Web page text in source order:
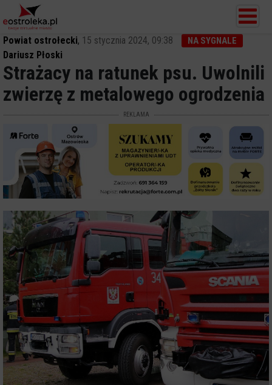
Powiat ostrołecki, 15 stycznia 2024, 09:38 NA SYGNALE
Dariusz Płoski
Strażacy na ratunek psu. Uwolnili
zwierzę z metalowego ogrodzenia
REKLAMA